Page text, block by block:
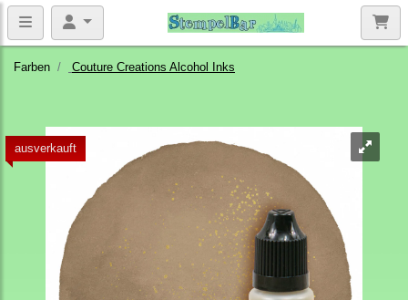
Farben Couture Creations Alcohol Inks
ausverkauft